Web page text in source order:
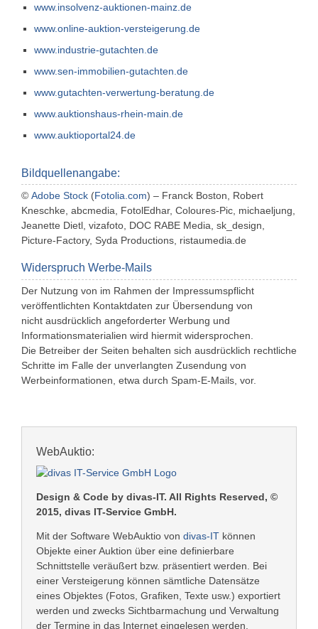
www.insolvenz-auktionen-mainz.de
www.online-auktion-versteigerung.de
www.industrie-gutachten.de
www.sen-immobilien-gutachten.de
www.gutachten-verwertung-beratung.de
www.auktionshaus-rhein-main.de
www.auktioportal24.de
Bildquellenangabe:
© Adobe Stock (Fotolia.com) – Franck Boston, Robert
Kneschke, abcmedia, FotolEdhar, Coloures-Pic, michaeljung,
Jeanette Dietl, vizafoto, DOC RABE Media, sk_design,
Picture-Factory, Syda Productions, ristaumedia.de
Widerspruch Werbe-Mails
Der Nutzung von im Rahmen der Impressumspflicht
veröffentlichten Kontaktdaten zur Übersendung von
nicht ausdrücklich angeforderter Werbung und
Informationsmaterialien wird hiermit widersprochen.
Die Betreiber der Seiten behalten sich ausdrücklich rechtliche
Schritte im Falle der unverlangten Zusendung von
Werbeinformationen, etwa durch Spam-E-Mails, vor.
WebAuktio:
Design & Code by divas-IT. All Rights Reserved, ©
2015, divas IT-Service GmbH.
Mit der Software WebAuktio von divas-IT können
Objekte einer Auktion über eine definierbare
Schnittstelle veräußert bzw. präsentiert werden. Bei
einer Versteigerung können sämtliche Datensätze
eines Objektes (Fotos, Grafiken, Texte usw.) exportiert
werden und zwecks Sichtbarmachung und Verwaltung
der Termine in das Internet eingelesen werden.